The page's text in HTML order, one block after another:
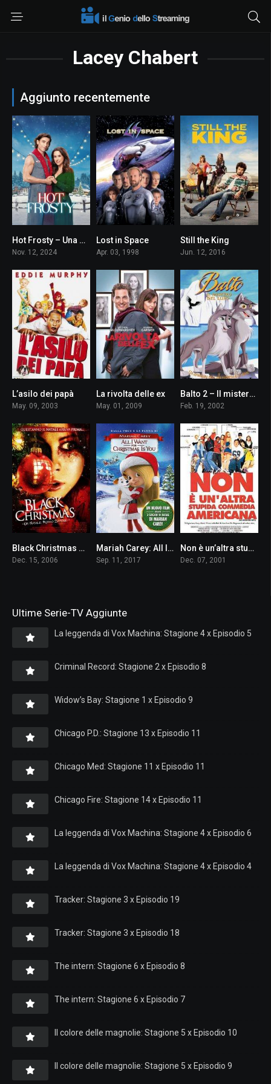
Lacey Chabert
Aggiunto recentemente
0
Hot Frosty – Una magia di Natale
Nov. 12, 2024
Lost in Space
Apr. 03, 1998
Still the King
Jun. 12, 2016
L’asilo dei papà
May. 09, 2003
5.8
La rivolta delle ex
May. 01, 2009
6.2Balto 2 – Il mistero del lupo
Feb. 19, 2002
4.6
Black Christmas – Un Natale rosso sangue
Dec. 15, 2006
5.5Mariah Carey: All I Want for Christmas is You
Sep. 11, 2017
5.7
Non è un’altra stupida commedia americana
Dec. 07, 2001
Ultime Serie-TV Aggiunte
La leggenda di Vox Machina: Stagione 4 x Episodio 5
Criminal Record: Stagione 2 x Episodio 8
Widow’s Bay: Stagione 1 x Episodio 9
Chicago P.D.: Stagione 13 x Episodio 11
Chicago Med: Stagione 11 x Episodio 11
Chicago Fire: Stagione 14 x Episodio 11
La leggenda di Vox Machina: Stagione 4 x Episodio 6
La leggenda di Vox Machina: Stagione 4 x Episodio 4
Tracker: Stagione 3 x Episodio 19
Tracker: Stagione 3 x Episodio 18
The intern: Stagione 6 x Episodio 8
The intern: Stagione 6 x Episodio 7
Il colore delle magnolie: Stagione 5 x Episodio 10
Il colore delle magnolie: Stagione 5 x Episodio 9